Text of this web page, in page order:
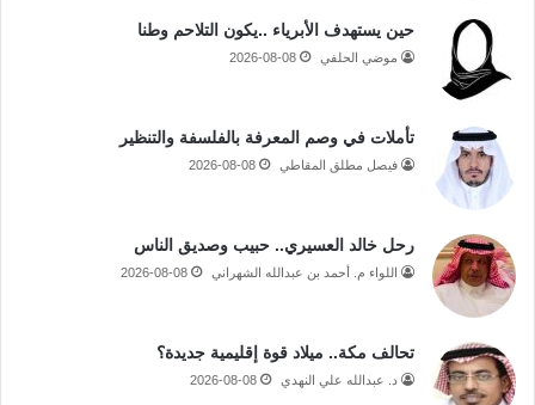
حين يستهدف الأبرياء ..يكون التلاحم وطنا
موضي الحلفي 2026-08-08
تأملات في وصم المعرفة بالفلسفة والتنظير
فيصل مطلق المقاطي 2026-08-08
رحل خالد العسيري.. حبيب وصديق الناس
اللواء م. أحمد بن عبدالله الشهراني 2026-08-08
تحالف مكة.. ميلاد قوة إقليمية جديدة؟
د. عبدالله علي النهدي 2026-08-08